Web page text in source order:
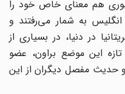
هم معنای خاص خود را
به شمار می‌رفتند و
در دنیا، در بسیاری از
این موضع براون، عضو
حدیث مفصل دیگران از این